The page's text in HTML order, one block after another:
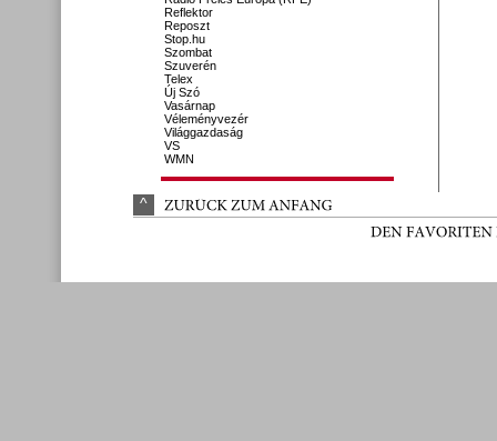
Reflektor
Reposzt
Stop.hu
Szombat
Szuverén
Telex
Új Szó
Vasárnap
Véleményvezér
Világgazdaság
VS
WMN
^ ZURÜCK ZUM ANFANG
DEN FAVORITEN